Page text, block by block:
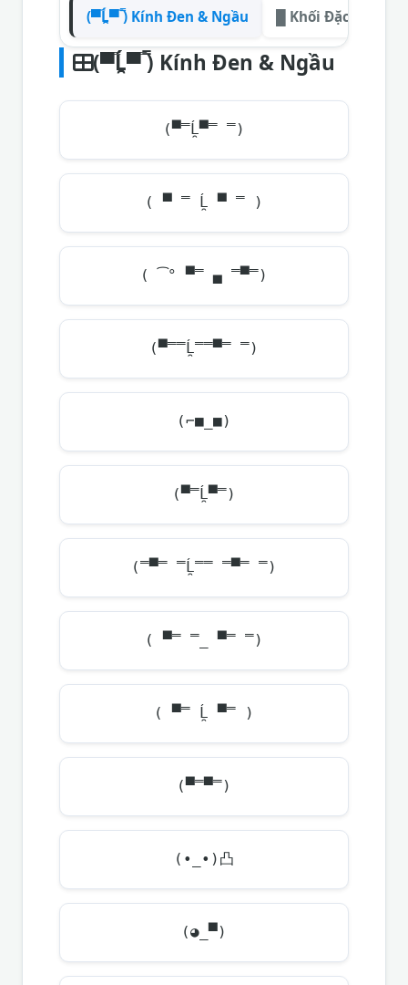
(▀̿Ĺ̯▀̿ ̿) Kính Đen & Ngầu █ Khối Đặc &
(▀̿Ĺ̯▀̿ ̿) Kính Đen & Ngầu
(▀̿Ĺ̯▀̿ ̿)
( ▀ ̿ Ĺ̯ ▀ ̿ )
( ͡° ▀̿ ▄ ̿▀̿)
(▀̿̿Ĺ̯̿̿▀̿ ̿)
(⌐■_■)
(▀̿Ĺ̯▀̿)
(̿▀̿ ̿Ĺ̯̿̿ ̿▀̿ ̿)
( ▀̿ ̿_ ▀̿ ̿)
( ▀̿ Ĺ̯ ▀̿ )
(▀̿▀̿)
(•_•)凸
(◕_▀)